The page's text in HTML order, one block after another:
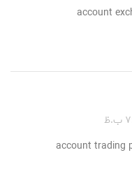
account
account trading